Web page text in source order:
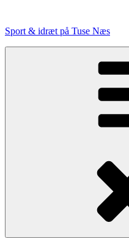
indhold
Sport & idræt på Tuse Næs